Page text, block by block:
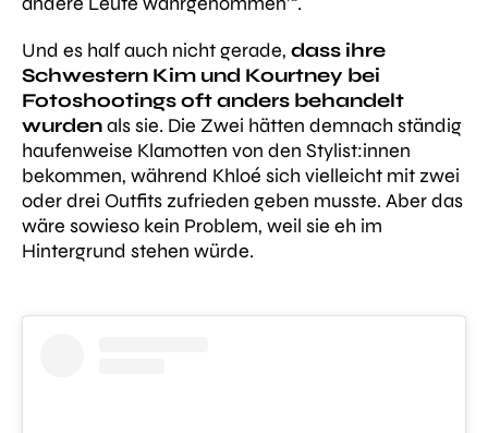
Und es half auch nicht gerade, dass ihre
Schwestern Kim und Kourtney bei
Fotoshootings oft anders behandelt
wurdenals sie. Die Zwei hätten demnach ständig
haufenweise Klamotten von den Stylist:innen
bekommen, während Khloé sich vielleicht mit zwei
oder drei Outfits zufrieden geben musste. Aber das
wäre sowieso kein Problem, weil sie eh im
Hintergrund stehen würde.